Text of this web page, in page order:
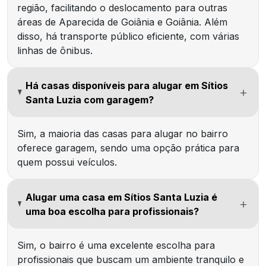
região, facilitando o deslocamento para outras
áreas de Aparecida de Goiânia e Goiânia. Além
disso, há transporte público eficiente, com várias
linhas de ônibus.
Há casas disponíveis para alugar em Sítios
Santa Luzia com garagem?
Sim, a maioria das casas para alugar no bairro
oferece garagem, sendo uma opção prática para
quem possui veículos.
Alugar uma casa em Sítios Santa Luzia é
uma boa escolha para profissionais?
Sim, o bairro é uma excelente escolha para
profissionais que buscam um ambiente tranquilo e